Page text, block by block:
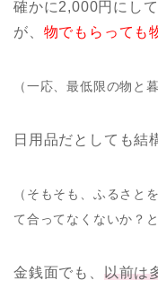
確かに2,000円にし
が、 物でもらっても
（一応、最低限の物と
日用品だとしても結
（そもそも、ふるさと
て合ってなくないか？
金銭面でも、 以前は